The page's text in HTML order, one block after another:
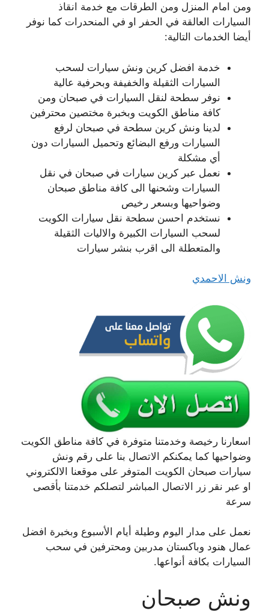
ومن امام المنزل ومن الطرقات مع خدمة انقاذ
السيارات العالقة في الحفر او في المنحدرات كما نوفر
أيضا الخدمات التالية:
خدمة افضل كرين ونش سيارات لسحب
السيارات الثقيلة والخفيفة وبحرفية عالية
نوفر سطحة لنقل السيارات في صبحان ومن
كافة مناطق الكويت وبخبرة مختصين محترفين
لدينا ونش كرين سطحة في صبحان لرفع
السيارات ورفع البضائع وتحميل السيارات دون
أي مشكلة
نعمل عبر كرين سيارات في صبحان في نقل
السيارات وشحنها الى كافة مناطق صبحان
وضواحيها وبسعر رخيص
نستخدم احسن سطحة نقل سيارات الكويت
لسحب السيارات الكبيرة والاليات الثقيلة
والمتعطلة الى اقرب بنشر سيارات
ونش الاحمدي
اسعارنا رخيصة وخدمتنا متوفرة في كافة مناطق الكويت
وضواحيها كما يمكنكم الاتصال بنا على رقم ونش
سيارات صبحان الكويت المتوفر على موقعنا الالكتروني
او عبر نقر زر الاتصال المباشر لتصلكم خدمتنا بأقصى
سرعة
نعمل على مدار اليوم وطيلة أيام الأسبوع وبخبرة افضل
عمال هنود وباكستان مدربين ومحترفين في سحب
السيارات بكافة أنواعها.
ونش صبحان